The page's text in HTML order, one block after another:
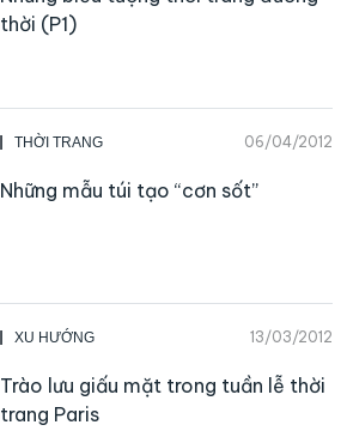
thời (P1)
THỜI TRANG 06/04/2012
Những mẫu túi tạo “cơn sốt”
XU HƯỚNG 13/03/2012
Trào lưu giấu mặt trong tuần lễ thời
trang Paris